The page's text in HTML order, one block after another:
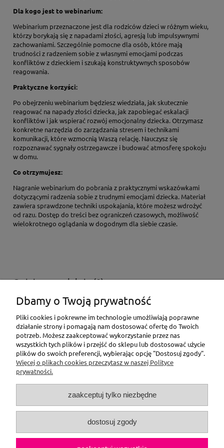
Dla kogo jest to webinarium:
Webinarium przeznaczone jest dla rodziców dzieci w różnym wieku,
którzy borykają się z napadami złości, agresją lub impulsywnymi
zachowaniami. Szczególnie pomocne dla osób, które mają
trudności z radzeniem sobie z własnymi emocjami podczas
konfliktów z dzieckiem i szukają konstruktywnych sposobów
reagowania.
Praktyczne korzyści:
Po obejrzeniu webinarium będziesz wiedziała, jak skutecznie
reagować na napady złości dziecka, jak zapobiegać eskalacji
konfliktów i jak wspierać rozwój emocjonalny dziecka. Otrzymasz
konkretne narzędzia do zarządzania stresem i technikami
komunikacji, które wzmocnią Waszą relację. Nauczysz się
rozpoznawać sygnały ostrzegawcze i budować atmosferę spokoju
w domu.
Co otrzymujesz:
Nagranie webinarium do pobrania z praktycznymi wskazówkami
dotyczącymi radzenia sobie z trudnymi emocjami dziecka. Materiał
zawiera sprawdzone techniki uspokajania, które możesz wdrożyć
od razu. Dostęp do treści bez ograniczeń czasowych, możliwość
wielokrotnego oglądania w dogodnym dla siebie czasie.
Opinie o produkcie (0)
Twoja opinia:
Dbamy o Twoją prywatność
Pliki cookies i pokrewne im technologie umożliwiają poprawne
działanie strony i pomagają nam dostosować ofertę do Twoich
potrzeb. Możesz zaakceptować wykorzystanie przez nas
wszystkich tych plików i przejść do sklepu lub dostosować użycie
plików do swoich preferencji, wybierając opcję "Dostosuj zgody".
Więcej o plikach cookies przeczytasz w naszej Polityce
prywatności.
zaakceptuj tylko niezbędne
dostosuj zgody